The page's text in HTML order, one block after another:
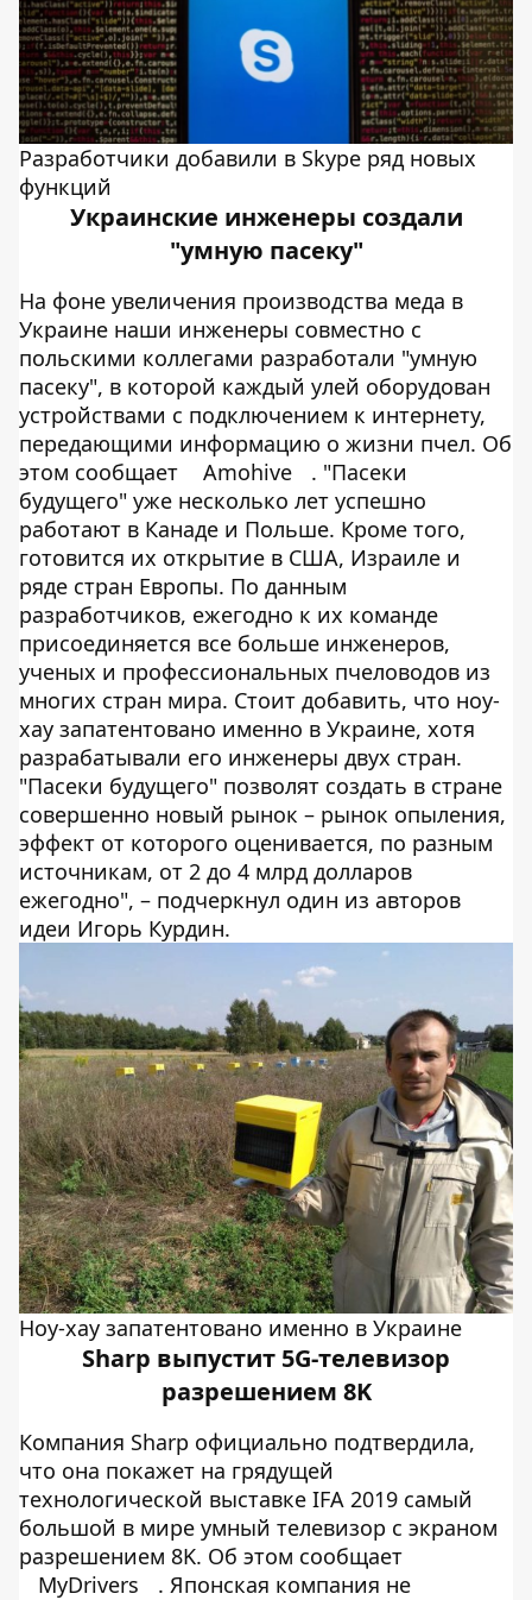
Разработчики добавили в Skype ряд новых
функций
Украинские инженеры создали
"умную пасеку"
На фоне увеличения производства меда в
Украине наши инженеры совместно с
польскими коллегами разработали "умную
пасеку", в которой каждый улей оборудован
устройствами с подключением к интернету,
передающими информацию о жизни пчел. Об
этом сообщает
Amohive
. "Пасеки
будущего" уже несколько лет успешно
работают в Канаде и Польше. Кроме того,
готовится их открытие в США, Израиле и
ряде стран Европы. По данным
разработчиков, ежегодно к их команде
присоединяется все больше инженеров,
ученых и профессиональных пчеловодов из
многих стран мира. Стоит добавить, что ноу-
хау запатентовано именно в Украине, хотя
разрабатывали его инженеры двух стран.
"Пасеки будущего" позволят создать в стране
совершенно новый рынок – рынок опыления,
эффект от которого оценивается, по разным
источникам, от 2 до 4 млрд долларов
ежегодно", – подчеркнул один из авторов
идеи Игорь Курдин.
Ноу-хау запатентовано именно в Украине
Sharp выпустит 5G-телевизор
разрешением 8K
Компания Sharp официально подтвердила,
что она покажет на грядущей
технологической выставке IFA 2019 самый
большой в мире умный телевизор с экраном
разрешением 8K. Об этом сообщает
MyDrivers
. Японская компания не